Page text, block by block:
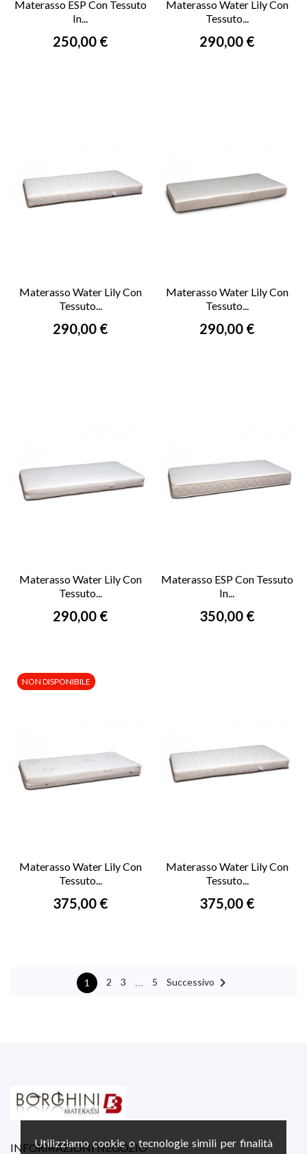
Utilizziamo cookie o tecnologie simili per finalità
Materasso ESP Con Tessuto
In...
Prezzo
250,00 €
Materasso Water Lily Con
Tessuto...
Prezzo
290,00 €
Materasso Water Lily Con
Tessuto...
Prezzo
290,00 €
Materasso Water Lily Con
Tessuto...
Prezzo
290,00 €
Materasso Water Lily Con
Tessuto...
Prezzo
290,00 €
Materasso ESP Con Tessuto
In...
Prezzo
350,00 €
Materasso Water Lily Con
Tessuto...
Prezzo
375,00 €
NON DISPONIBILE
Materasso Water Lily Con
Tessuto...
Prezzo
375,00 €
1 2 3 … 5 Successivo 
INFORMAZIONI NEGOZIO